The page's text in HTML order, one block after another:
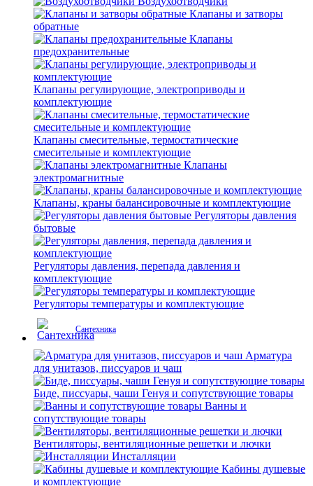
Клапаны и затворы
обратные
Клапаны
предохранительные
Клапаны регулирующие, электроприводы и
комплектующие
Клапаны смесительные, термостатические
смесительные и комплектующие
Клапаны
электромагнитные
Клапаны, краны балансировочные и комплектующие
Регуляторы давления
бытовые
Регуляторы давления, перепада давления и
комплектующие
Регуляторы температуры и комплектующие
Сантехника
Арматура
для унитазов, писсуаров и чаш
Биде, писсуары, чаши Генуя и сопутствующие товары
Ванны и
сопутствующие товары
Вентиляторы, вентиляционные решетки и лючки
Инсталляции
Кабины душевые
и комплектующие